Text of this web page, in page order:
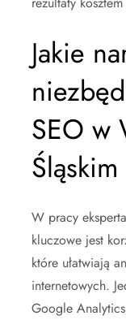
Jakie
SEO w
Śląskim
W pracy
kluczowe jest
które ułatwiają
internetowych.
Google